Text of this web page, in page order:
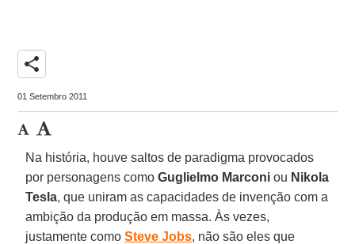
share
01 Setembro 2011
Na história, houve saltos de paradigma provocados
por personagens comoGuglielmo Marconi ou Nikola
Tesla, que uniram as capacidades de invenção com a
ambição da produção em massa. Às vezes,
justamente comoSteve Jobs, não são eles que